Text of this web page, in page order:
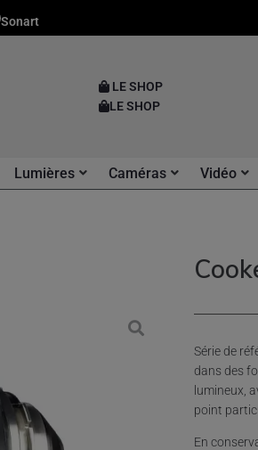
Sonart
LE SHOP
LE SHOP
Lumières Caméras Vidéo
Série de
dans des
lumineux,
point
En